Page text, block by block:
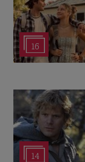
16
14